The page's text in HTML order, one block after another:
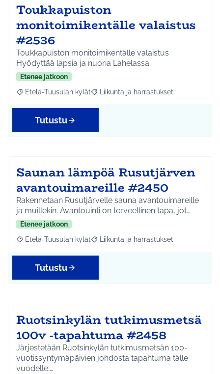
Toukkapuiston
monitoimikentälle valaistus
#2536
Toukkapuiston monitoimikentälle valaistus
Hyödyttää lapsia ja nuoria Lahelassa
Etenee jatkoon
Rajaa tulokset aihepiirin mukaan: Etelä-Tuusulan kylät
Etelä-Tuusulan kylät Rajaa tulokset teeman mukaan:
Liikunta ja harrastukset
Tutustu
Saunan lämpöä Rusutjärven
avantouimareille #2450
Rakennetaan Rusutjärvelle sauna avantouimareille
ja muillekin. Avantouinti on terveellinen tapa, jot…
Etenee jatkoon
Rajaa tulokset aihepiirin mukaan: Etelä-Tuusulan kylät
Etelä-Tuusulan kylät Rajaa tulokset teeman mukaan:
Liikunta ja harrastukset
Tutustu
Ruotsinkylän tutkimusmetsä
100v -tapahtuma #2458
Järjestetään Ruotsinkylän tutkimusmetsän 100-
vuotissyntymäpäivien johdosta tapahtuma tälle
vuodelle.…